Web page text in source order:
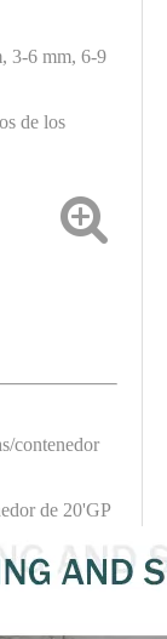
3-6 mm, 6-9
de los
contenedor
de 20'GP